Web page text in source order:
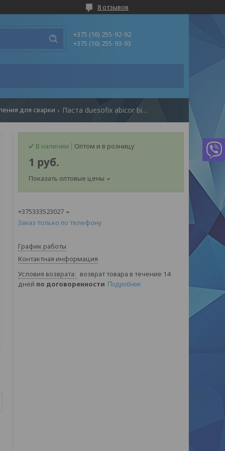
8 отзывов
+375 (16) 255-92-92
+375 (16) 255-93-93
для сварки Паста duesofix abicor binzel
В наличии Оптом и в розницу
1 руб.
Показать оптовые цены
+375333523027
Заказ только по телефону
График работы
Контактная информация
возврат товара в течение 14
дней по договоренности Подробнее